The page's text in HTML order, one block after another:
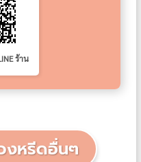
ร้าน
งหรีดอื่นๆ